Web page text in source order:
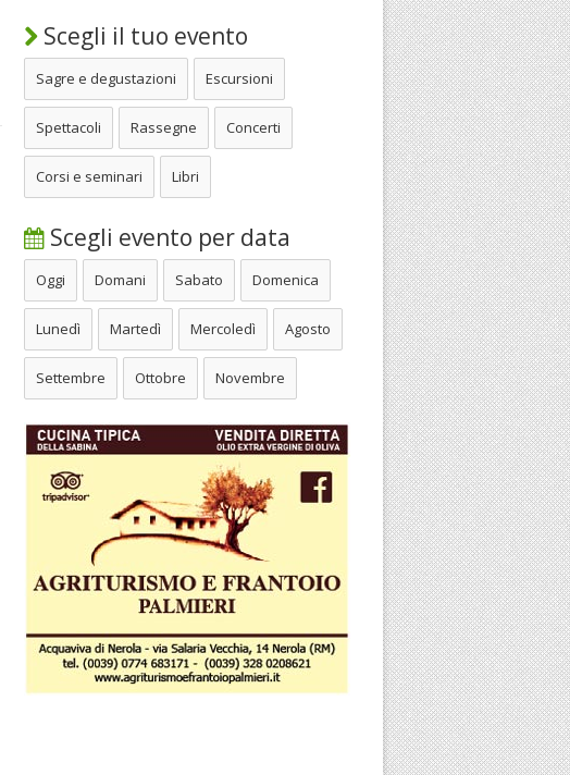
Scegli il tuo evento
Sagre e degustazioni Escursioni
Spettacoli Rassegne Concerti
Corsi e seminari Libri
Scegli evento per data
Oggi Domani Sabato Domenica
Lunedì Martedì Mercoledì Agosto
Settembre Ottobre Novembre